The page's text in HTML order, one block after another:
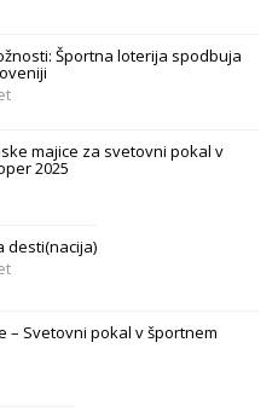
Športna loterija spodbuja
majice za svetovni pokal v
2025
desti(nacija)
– Svetovni pokal v športnem